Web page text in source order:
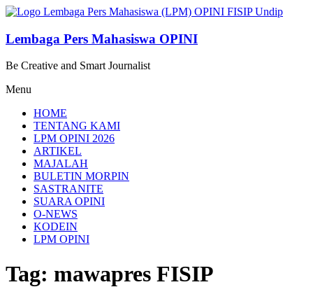
Lompat
konten
Lembaga Pers Mahasiswa OPINI
Be Creative and Smart Journalist
Menu
HOME
TENTANG KAMI
LPM OPINI 2026
ARTIKEL
MAJALAH
BULETIN MORPIN
SASTRANITE
SUARA OPINI
O-NEWS
KODEIN
LPM OPINI
Tag: mawapres FISIP